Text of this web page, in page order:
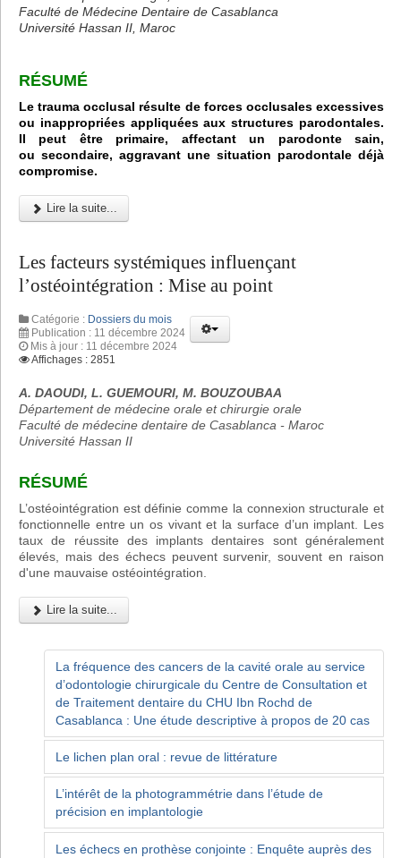
Faculté de Médecine Dentaire de Casablanca
Université Hassan II, Maroc
RÉSUMÉ
Le trauma occlusal résulte de forces occlusales excessives
ou inappropriées appliquées aux structures parodontales.
Il peut être primaire, affectant un parodonte sain,
ou secondaire, aggravant une situation parodontale déjà
compromise.
Lire la suite...
Les facteurs systémiques influençant
l’ostéointégration : Mise au point
Catégorie : Dossiers du mois
Publication : 11 décembre 2024
Mis à jour : 11 décembre 2024
Affichages : 2851
A. DAOUDI, L. GUEMOURI, M. BOUZOUBAA
Département de médecine orale et chirurgie orale
Faculté de médecine dentaire de Casablanca - Maroc
Université Hassan II
RÉSUMÉ
L’ostéointégration est définie comme la connexion structurale et
fonctionnelle entre un os vivant et la surface d’un implant. Les
taux de réussite des implants dentaires sont généralement
élevés, mais des échecs peuvent survenir, souvent en raison
d'une mauvaise ostéointégration.
Lire la suite...
La fréquence des cancers de la cavité orale au service
d’odontologie chirurgicale du Centre de Consultation et
de Traitement dentaire du CHU Ibn Rochd de
Casablanca : Une étude descriptive à propos de 20 cas
Le lichen plan oral : revue de littérature
L’intérêt de la photogrammétrie dans l’étude de
précision en implantologie
Les échecs en prothèse conjointe : Enquête auprès des